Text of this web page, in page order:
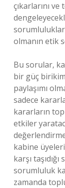
çıkarlarını
olmanın etik
Bu sorular,
bir güç
paylaşımı
sadece
kararların
etkiler
değerlendirme
kabine
karşı
sorumluluk
zamanda